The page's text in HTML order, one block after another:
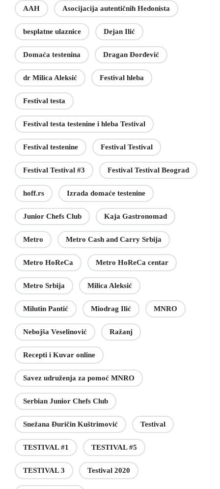
AAH Asocijacija autentičnih Hedonista
besplatne ulaznice Dejan Ilić
Domaća testenina Dragan Đorđević
dr Milica Aleksić Festival hleba
Festival testa
Festival testa testenine i hleba Testival
Festival testenine Festival Testival
Festival Testival #3 Festival Testival Beograd
hoff.rs Izrada domaće testenine
Junior Chefs Club Kaja Gastronomad
Metro Metro Cash and Carry Srbija
Metro HoReCa Metro HoReCa centar
Metro Srbija Milica Aleksić
Milutin Pantić Miodrag Ilić MNRO
Nebojša Veselinović Ražanj
Recepti i Kuvar online
Savez udruženja za pomoć MNRO
Serbian Junior Chefs Club
Snežana Đuričin Kuštrimović Testival
TESTIVAL #1 TESTIVAL #5
TESTIVAL 3 Testival 2020